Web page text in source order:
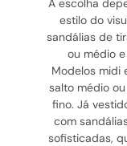
A escolha
estilo do
sandálias de
ou médio
Modelos midi
salto médio
fino. Já
com
sofisticadas,